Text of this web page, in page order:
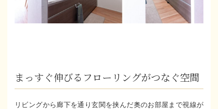
まっすぐ伸びるフローリングがつなぐ空間
リビングから廊下を通り玄関を挟んだ奥のお部屋まで視線が